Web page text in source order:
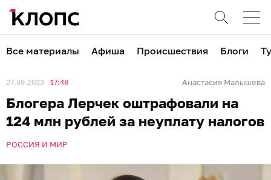
Все материалы Афиша Происшествия Блоги
27.09.2023 17:48 Анастасия Малышева
Блогера Лерчек оштрафовали на
124 млн рублей за неуплату налогов
РОССИЯ И МИР